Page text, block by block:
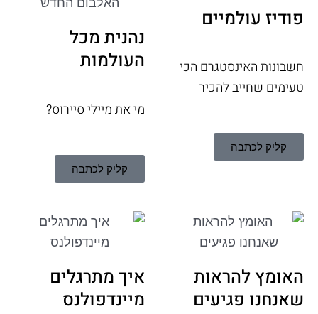
פודיז עולמיים
חשבונות האינסטגרם הכי
טעימים שחייב להכיר
קליק לכתבה
נהנית מכל
העולמות
מי את מיילי סיירוס?
קליק לכתבה
האומץ להראות
שאנחנו פגיעים
איך מתרגלים
מיינדפולנס